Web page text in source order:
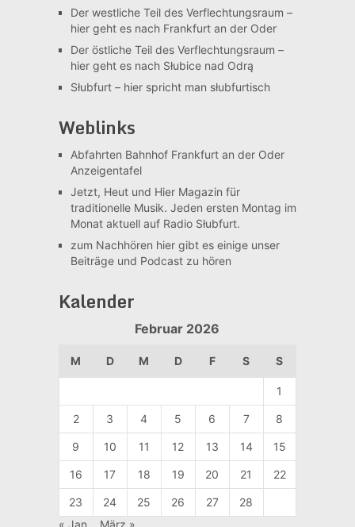
Der westliche Teil des Verflechtungsraum –
hier geht es nach Frankfurt an der Oder
Der östliche Teil des Verflechtungsraum –
hier geht es nach Słubice nad Odrą
Słubfurt –hier spricht man słubfurtisch
Weblinks
Abfahrten Bahnhof Frankfurt an der Oder
Anzeigentafel
Jetzt, Heut und HierMagazin für
traditionelle Musik. Jeden ersten Montag im
Monat aktuell auf Radio Słubfurt.
zum Nachhören hier gibt es einige unser
Beiträge und Podcast zu hören
Kalender
Februar 2026
M D M D F S S
1
2 3 4 5 6 7 8
9 10 11 12 13 14 15
16 17 18 19 20 21 22
23 24 25 26 27
28
« Jan.
März »